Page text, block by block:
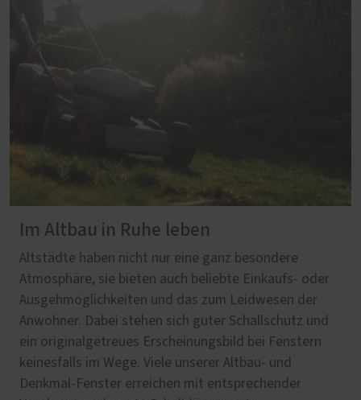
Im Altbau in Ruhe leben
Altstädte haben nicht nur eine ganz besondere
Atmosphäre, sie bieten auch beliebte Einkaufs- oder
Ausgehmöglichkeiten und das zum Leidwesen der
Anwohner. Dabei stehen sich guter Schallschutz und
ein originalgetreues Erscheinungsbild bei Fenstern
keinesfalls im Wege. Viele unserer Altbau- und
Denkmal-Fenster erreichen mit entsprechender